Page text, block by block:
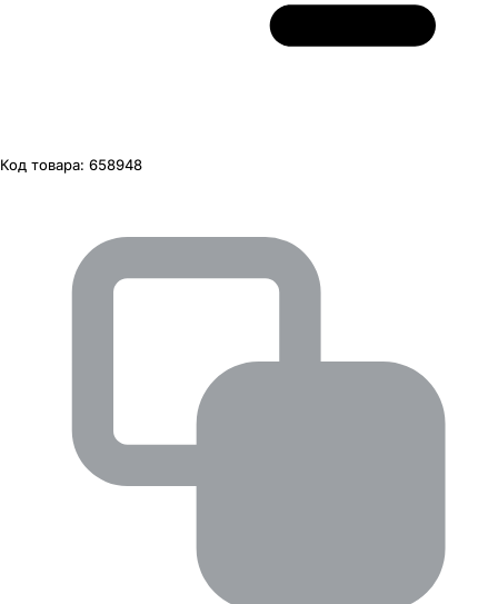
Код товара: 658948